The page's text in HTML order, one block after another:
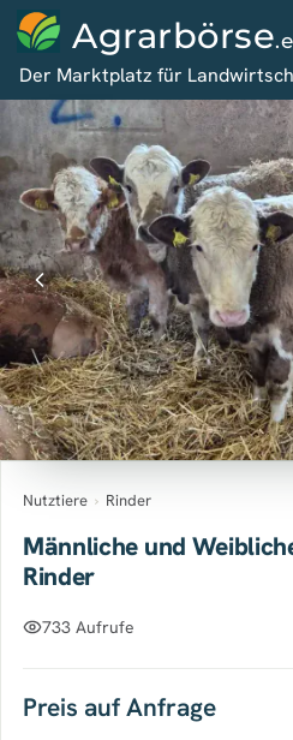
Agrarbörse
Der Marktplatz für
Nutztiere › Rinder
Männliche und
Rinder
733 Aufrufe
Preis auf Anfrage